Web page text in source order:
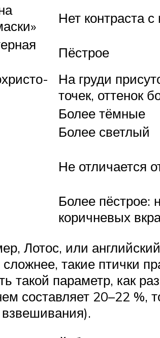
Нет контраста
Пёстрое
На груди
точек, оттенок
Более тёмные
Более светлый
Не отличается
Более пёстрое:
коричневых
Лотос, или
такие птички
такой параметр, как
составляет 20–22 %,